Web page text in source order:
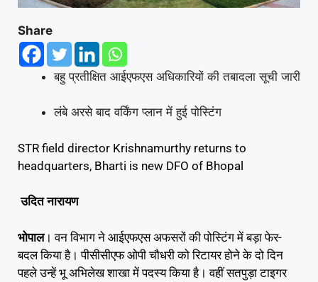
Share
बहु प्रतीक्षित आईएफएस अधिकारियों की तबादला सूची जारी
लंबे अरसे बाद वर्किंग प्लान में हुई पोस्टिंग
STR field director Krishnamurthy returns to
headquarters, Bharti is new DFO of Bhopal
उदित नारायण
भोपाल। वन विभाग ने आईएफएस अफसरों की पोस्टिंग में बड़ा फेर-
बदल किया है। पीसीसीएफ ओपी चौधरी को रिटायर होने के दो दिन
पहले उन्हें भू अभिलेख शाखा में पदस्य किया है। वहीं सतपुड़ा टाइगर